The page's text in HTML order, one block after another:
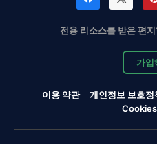
전용 리소스를 받은 편
가입
이용 약관 개인정보 보호정